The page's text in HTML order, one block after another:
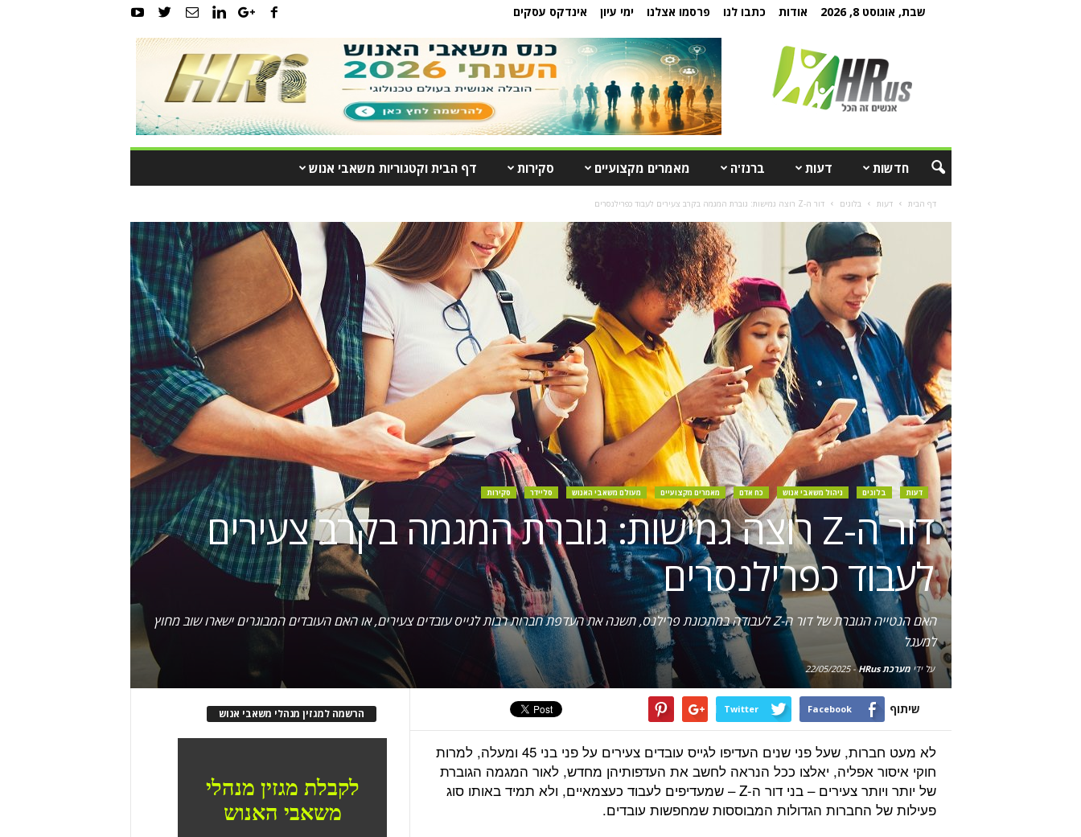
שבת, אוגוסט 8, 2026 אודות כתבו לנו פרסמו אצלנו ימי עיון אינדקס עסקים
חדשות דעות ברנז'ה מאמרים מקצועיים סקירות דף הבית וקטגוריות משאבי אנוש
דף הבית דעות בלוגים דור ה-Z רוצה גמישות: גוברת המגמה בקרב צעירים לעבוד כפרילנסרים
דעות בלוגים ניהול משאבי אנוש כח אדם מאמרים מקצועיים מעולם משאבי האנוש סליידר סקירות
דור ה-Z רוצה גמישות: גוברת המגמה בקרב צעירים
לעבוד כפרילנסרים
האם הנטייה הגוברת של דור ה-Z לעבודה במתכונת פרילנס, תשנה את העדפת חברות רבות לגייס עובדים צעירים, או האם העובדים המבוגרים ישארו שוב מחוץ
למעגל
על ידימערכת HRus -
22/05/2025
שיתוף Facebook
Twitter
לא מעט חברות, שעל פני שנים העדיפו לגייס עובדים צעירים על פני בני 45 ומעלה, למרות
חוקי איסור אפליה, יאלצו ככל הנראה לחשב את העדפותיהן מחדש, לאור המגמה הגוברת
של יותר ויותר צעירים – בני דור ה-Z – שמעדיפים לעבוד כעצמאיים, ולא תמיד באותו סוג
פעילות של החברות הגדולות המבוססות שמחפשות עובדים.
הרשמה למגזין מנהלי משאבי אנוש